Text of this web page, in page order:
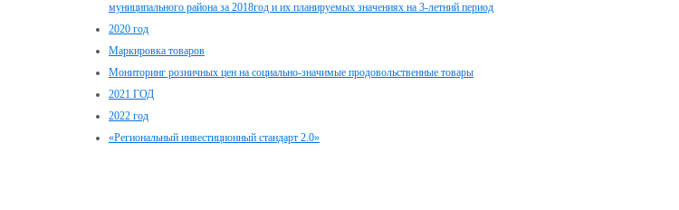
муниципального района за 2018год и их планируемых значениях на 3-летний период
2020 год
Маркировка товаров
Мониторинг розничных цен на социально-значимые продовольственные товары
2021 ГОД
2022 год
«Региональный инвестиционный стандарт 2.0»